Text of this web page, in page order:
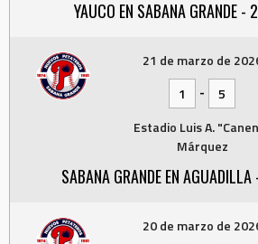
YAUCO EN SABANA GRANDE -
21 de marzo de
1
-
5
Estadio Luis A.
Márquez
SABANA GRANDE EN
20 de marzo de